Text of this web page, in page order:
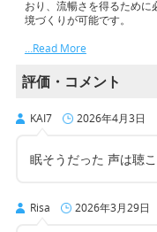
おり、流暢さを得るため
境づくりが可能です。
…Read More
評価・コメント
KAI7 2026年4月3日
眠そうだった 声は聴
Risa 2026年3月29日